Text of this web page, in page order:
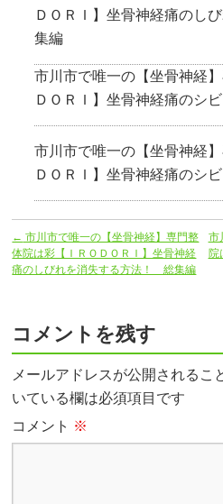
ＤＯＲＩ】坐骨神経痛のし
集編
市川市で唯一の【坐骨神経
ＤＯＲＩ】坐骨神経痛のシ
市川市で唯一の【坐骨神経
ＤＯＲＩ】坐骨神経痛のシ
← 市川市で唯一の【坐骨神経】専門整
体院は彩【ＩＲＯＤＯＲＩ】坐骨神経
痛のしびれを消失する方法！ 総集編
市
院
コメントを残す
メールアドレスが公開されるこ
いている欄は必須項目です
コメント ※